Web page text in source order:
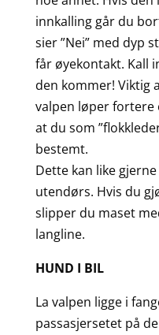
innkalling går du
sier ”Nei” med dyp
får øyekontakt. Kall
den kommer!
valpen løper fortere
at du som
bestemt.
Dette kan like
utendørs. Hvis du
slipper du maset
langline.
HUND I BIL
La valpen ligge i
passasjersetet på